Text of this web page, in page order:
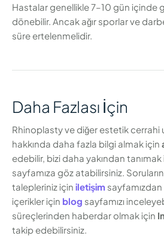
Hastalar genellikle 7–10 gün içinde
dönebilir. Ancak ağır sporlar ve
süre ertelenmelidir.
Daha Fazlası İçin
Rhinoplasty ve diğer estetik cerrahi
hakkında daha fazla bilgi almak için
edebilir, bizi daha yakından tanımak
sayfamıza göz atabilirsiniz.
talepleriniz için iletişim
içerikler için blog sayfamızı
süreçlerinden haberdar olmak için
takip edebilirsiniz.